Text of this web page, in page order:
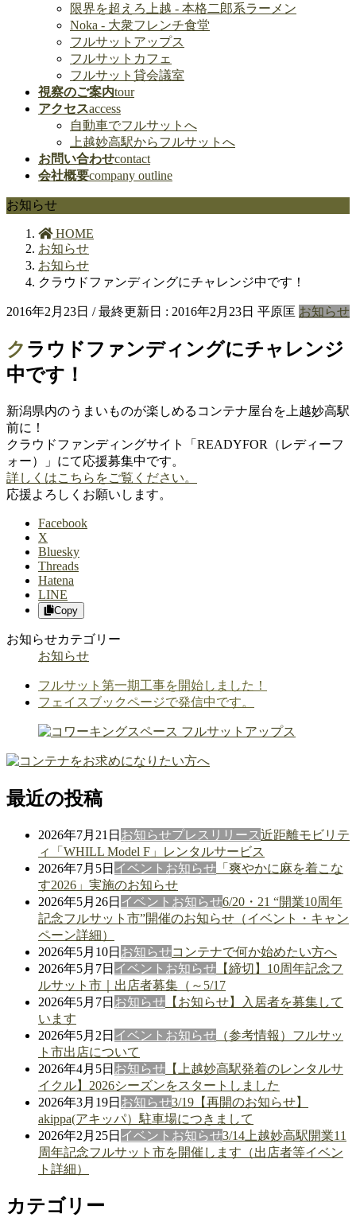
限界を超えろ上越 - 本格二郎系ラーメン
Noka - 大衆フレンチ食堂
フルサットアップス
フルサットカフェ
フルサット貸会議室
視察のご案内tour
アクセスaccess
自動車でフルサットへ
上越妙高駅からフルサットへ
お問い合わせcontact
会社概要company outline
お知らせ
HOME
お知らせ
お知らせ
クラウドファンディングにチャレンジ中です！
2016年2月23日 / 最終更新日 : 2016年2月23日 平原匡 お知らせ
クラウドファンディングにチャレンジ
中です！
新潟県内のうまいものが楽しめるコンテナ屋台を上越妙高駅
前に！
クラウドファンディングサイト「READYFOR（レディーフ
ォー）」にて応援募集中です。
詳しくはこちらをご覧ください。
応援よろしくお願いします。
Facebook
X
Bluesky
Threads
Hatena
LINE
Copy
お知らせカテゴリー
お知らせ
フルサット第一期工事を開始しました！
フェイスブックページで発信中です。
最近の投稿
2026年7月21日 お知らせプレスリリース近距離モビリテ
ィ「WHILL Model F」レンタルサービス
2026年7月5日 イベント お知らせ 「爽やかに麻を着こな
す2026」実施のお知らせ
2026年5月26日 イベント お知らせ6/20・21 “開業10周年
記念フルサット市”開催のお知らせ（イベント・キャン
ペーン詳細）
2026年5月10日 お知らせコンテナで何か始めたい方へ
2026年5月7日 イベント お知らせ 【締切】10周年記念フ
ルサット市｜出店者募集（～5/17
2026年5月7日 お知らせ 【お知らせ】入居者を募集して
います
2026年5月2日 イベント お知らせ （参考情報）フルサッ
ト市出店について
2026年4月5日 お知らせ 【上越妙高駅発着のレンタルサ
イクル】2026シーズンをスタートしました
2026年3月19日 お知らせ3/19【再開のお知らせ】
akippa(アキッパ）駐車場につきまして
2026年2月25日 イベント お知らせ3/14上越妙高駅開業11
周年記念フルサット市を開催します（出店者等イベン
ト詳細）
カテゴリー